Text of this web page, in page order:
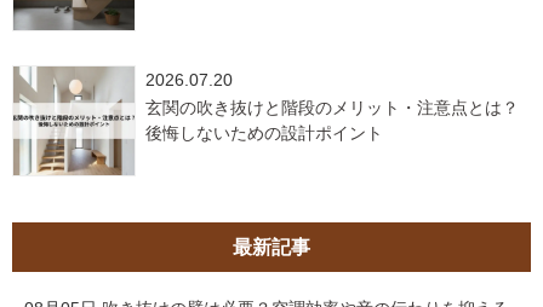
2026.07.20
玄関の吹き抜けと階段のメリット・注意点とは？
後悔しないための設計ポイント
最新記事